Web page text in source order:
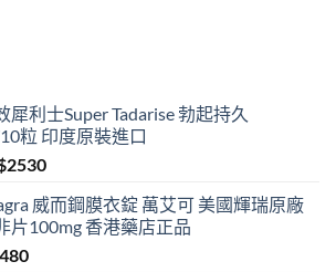
犀利士Super Tadarise 勃起持久
粒 印度原裝進口
2530Price
$529
through
威而鋼膜衣錠 萬艾可 美國輝瑞原廠
片100mg 香港藥店正品
Current